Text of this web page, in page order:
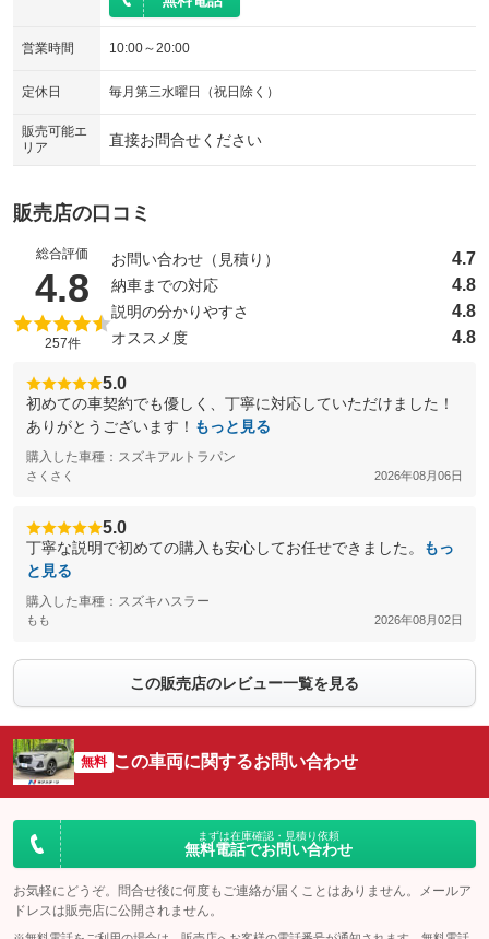
営業時間 10:00～20:00
定休日 毎月第三水曜日（祝日除く）
販売可能エ
リア
直接お問合せください
販売店の口コミ
総合評価
4.8 （5点満点中）
257件
お問い合わせ（見積り） 4.7
納車までの対応 4.8
説明の分かりやすさ 4.8
オススメ度 4.8
5.0
初めての車契約でも優しく、丁寧に対応していただけました！
ありがとうございます！ もっと見る
購入した車種：スズキアルトラパン
さくさく 2026年08月06日
5.0
丁寧な説明で初めての購入も安心してお任せできました。
もっ
と見る
購入した車種：スズキハスラー
もも 2026年08月02日
この販売店のレビュー一覧を見る
無料 この車両に関するお問い合わせ
まずは在庫確認・見積り依頼
無料電話でお問い合わせ
お気軽にどうぞ。問合せ後に何度もご連絡が届くことはありません。メールア
ドレスは販売店に公開されません。